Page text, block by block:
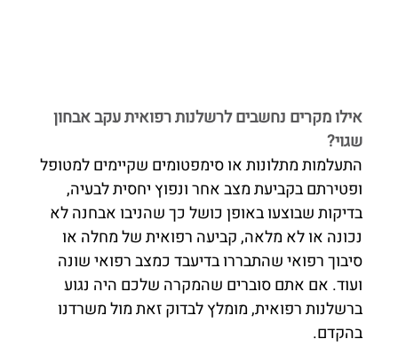
אילו מקרים נחשבים לרשלנות רפואית עקב אבחון
שגוי?
התעלמות מתלונות או סימפטומים שקיימים למטופל
ופטירתם בקביעת מצב אחר ונפוץ יחסית לבעיה,
בדיקות שבוצעו באופן כושל כך שהניבו אבחנה לא
נכונה או לא מלאה, קביעה רפואית של מחלה או
סיבוך רפואי שהתבררו בדיעבד כמצב רפואי שונה
ועוד. אם אתם סוברים שהמקרה שלכם היה נגוע
ברשלנות רפואית, מומלץ לבדוק זאת מול משרדנו
בהקדם.